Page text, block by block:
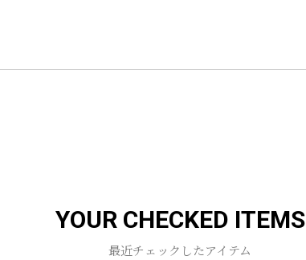
お買い物を続ける カートへ進む
YOUR CHECKED ITEMS
最近チェックしたアイテム